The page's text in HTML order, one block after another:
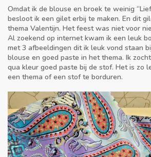
Omdat ik de blouse en broek te weinig
besloot ik een gilet erbij te maken. En dit
thema Valentijn. Het feest was niet voor
Al zoekend op internet kwam ik een leuk
met 3 afbeeldingen dit ik leuk vond staan
blouse en goed paste in het thema. Ik
qua kleur goed paste bij de stof. Het is zo
een thema of een stof te borduren.